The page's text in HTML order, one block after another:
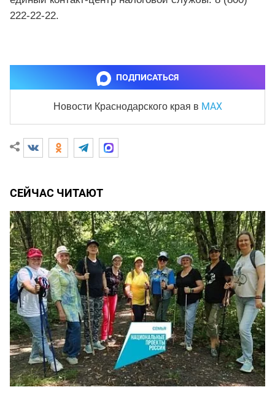
222-22-22.
ПОДПИСАТЬСЯ
Новости Краснодарского края в MAX
СЕЙЧАС ЧИТАЮТ